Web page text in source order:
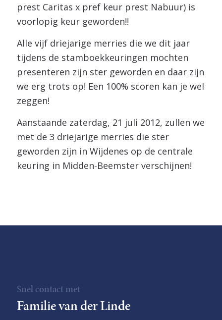
prest Caritas x pref keur prest Nabuur) is
voorlopig keur geworden!!
Alle vijf driejarige merries die we dit jaar
tijdens de stamboekkeuringen mochten
presenteren zijn ster geworden en daar zijn
we erg trots op! Een 100% scoren kan je wel
zeggen!
Aanstaande zaterdag, 21 juli 2012, zullen we
met de 3 driejarige merries die ster
geworden zijn in Wijdenes op de centrale
keuring in Midden-Beemster verschijnen!
Snel contact met
Familie van der Linde